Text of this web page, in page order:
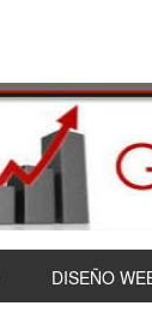
DISEÑO